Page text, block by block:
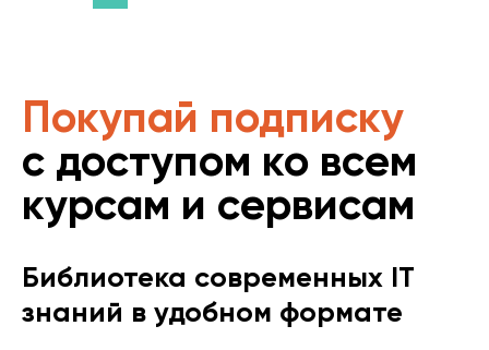
Покупай подписку
с доступом ко всем
курсам и сервисам
Библиотека современных IT
знаний в удобном формате